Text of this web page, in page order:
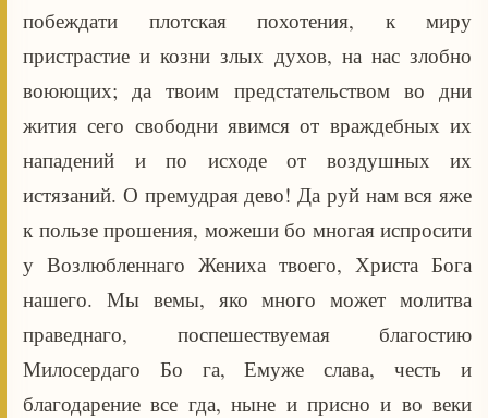
побеждати плотская похотения, к миру
пристрастие и козни злых духов, на нас злобно
воюющих; да твоим предстательством во дни
жития сего свободни явимся от враждебных их
нападений и по исходе от воздушных их
истязаний. О премудрая дево! Да руй нам вся яже
к пользе прошения, можеши бо многая испросити
у Возлюбленнаго Жениха твоего, Христа Бога
нашего. Мы вемы, яко много может молитва
праведнаго, поспешествуемая благостию
Милосердаго Бо га, Емуже слава, честь и
благодарение все гда, ныне и присно и во веки